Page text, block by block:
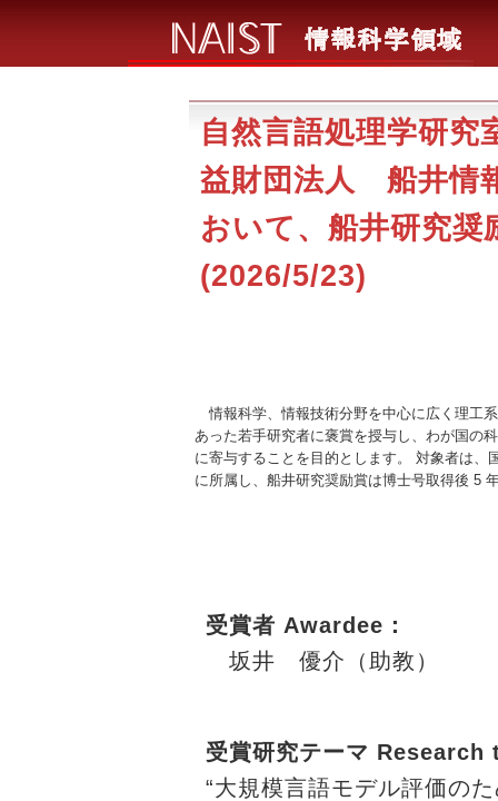
自然言語処理学研究
益財団法人 船井情
おいて、船井研究
(2026/5/23)
情報科学、情報技術分野を中心に広く理工
あった若手研究者に褒賞を授与し、わが国の
に寄与することを目的とします。 対象者は、
に所属し、船井研究奨励賞は博士号取得後 5
受賞者 Awardee：
坂井 優介（助教）
受賞研究テーマ Research
“大規模言語モデル評価の